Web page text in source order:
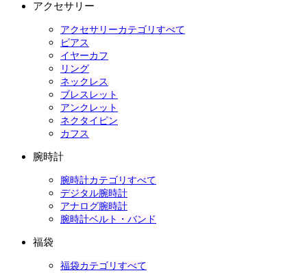
アクセサリー
アクセサリーカテゴリすべて
ピアス
イヤーカフ
リング
ネックレス
ブレスレット
アンクレット
ネクタイピン
カフス
腕時計
腕時計カテゴリすべて
デジタル腕時計
アナログ腕時計
腕時計ベルト・バンド
福袋
福袋カテゴリすべて